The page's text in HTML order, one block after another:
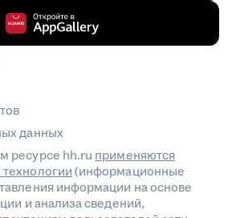
данных
ресурсе hh.ru применяются
(информационные
информации на основе
и анализа сведений,